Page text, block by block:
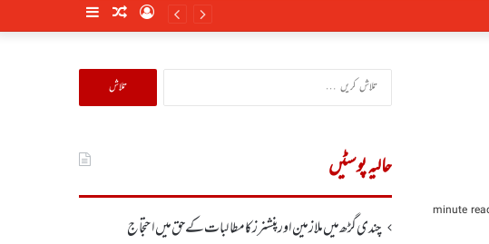
SidebarRandomLog
تلاش
کریں
حالیہ پوسٹیں
چندی گڑھ میں ملازمین اور پنشنرز کا مطالبات کے حق میں احتجاج